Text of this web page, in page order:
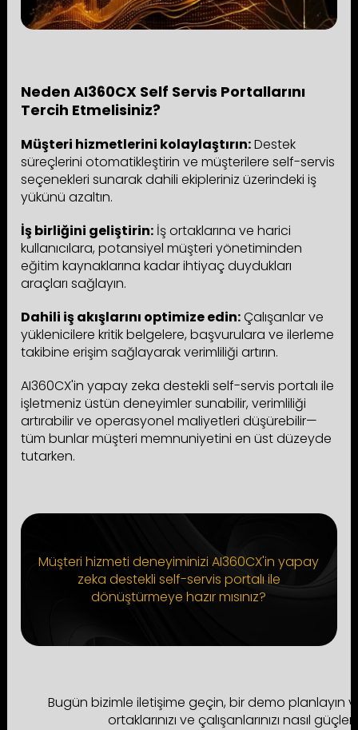
Neden AI360CX Self Servis Portallarını
Tercih Etmelisiniz?
Müşteri hizmetlerini kolaylaştırın:Destek
süreçlerini otomatikleştirin ve müşterilere self-servis
seçenekleri sunarak dahili ekipleriniz üzerindeki iş
yükünü azaltın.
İş birliğini geliştirin:İş ortaklarına ve harici
kullanıcılara, potansiyel müşteri yönetiminden
eğitim kaynaklarına kadar ihtiyaç duydukları
araçları sağlayın.
Dahili iş akışlarını optimize edin:Çalışanlar ve
yüklenicilere kritik belgelere, başvurulara ve ilerleme
takibine erişim sağlayarak verimliliği artırın.
AI360CX'in yapay zeka destekli self-servis portalı ile
işletmeniz üstün deneyimler sunabilir, verimliliği
artırabilir ve operasyonel maliyetleri düşürebilir—
tüm bunlar müşteri memnuniyetini en üst düzeyde
tutarken.
Müşteri hizmeti deneyiminizi AI360CX'in yapay
zeka destekli self-servis portalı ile
dönüştürmeye hazır mısınız?
Bugün bizimle iletişime geçin, bir demo planlayın
ortaklarınızı ve çalışanlarınızı nasıl